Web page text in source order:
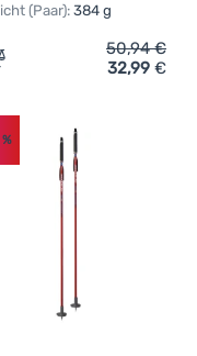
Kids' hinzufügen
(Paar): 384 g
Vergleich 'Kinder
50,94€
32,99 €